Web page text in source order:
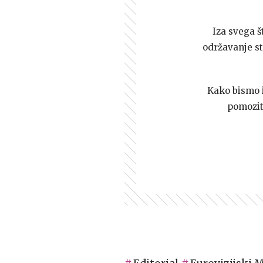
Iza svega
održavanje
Kako